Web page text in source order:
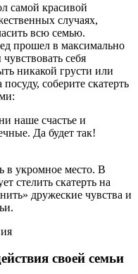
самой красивой
случаях,
всю семью.
прошел в максимально
себя
никакой грусти или
соберите скатерть
наше счастье и
Да будет так!
в укромное место. В
стелить скатерть на
дружеские чувства и
своей семьи